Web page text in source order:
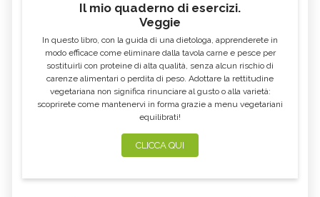
Il mio quaderno di esercizi.
Veggie
In questo libro, con la guida di una dietologa, apprenderete in
modo efficace come eliminare dalla tavola carne e pesce per
sostituirli con proteine di alta qualità, senza alcun rischio di
carenze alimentari o perdita di peso. Adottare la rettitudine
vegetariana non significa rinunciare al gusto o alla varietà:
scoprirete come mantenervi in forma grazie a menu vegetariani
equilibrati!
CLICCA QUI